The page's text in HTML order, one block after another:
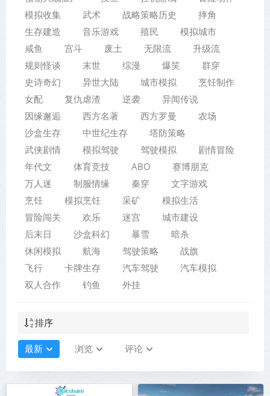
模拟收集
武术 战略策略历史
摔角
生存建造
音乐游戏 殖民
模拟城市
咸鱼
宫斗 废土 无限流
升级流
规则怪谈
末世 综漫 爆笑
群穿
史诗奇幻
异世大陆 城市模拟
烹饪制作
女配
复仇虐渣 逆袭
异闻传说
因缘邂逅
西方名著 西方罗曼
农场
沙盒生存
中世纪生存
塔防策略
武侠剧情
模拟驾驶 驾驶模拟
剧情冒险
年代文
体育竞技 ABO
赛博朋克
万人迷
制服情缘 秦穿
文字游戏
烹饪
模拟烹饪 采矿
模拟生活
冒险闯关
欢乐 迷宫
城市建设
后末日
沙盒科幻 暴雪
暗杀
休闲模拟
航海 驾驶策略
战旗
飞行
卡牌生存 汽车驾驶
汽车模拟
双人合作
钓鱼 外挂
排序
最新 浏览 评论